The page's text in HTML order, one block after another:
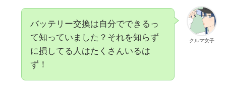
クルマ女子
バッテリー交換は自分でできるっ
て知っていました？それを知らず
に損してる人はたくさんいるは
ず！